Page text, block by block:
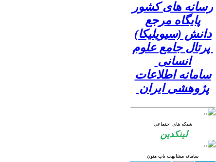
رسانه های کشور
پایگاه مرجع
دانش (سیویلیکا)
پرتال جامع علوم
انسانی
سامانه اطلاعات
پژوهشی ایران
شبکه های اجتماعی
لینکدین
سامانه مشابهت یاب متون